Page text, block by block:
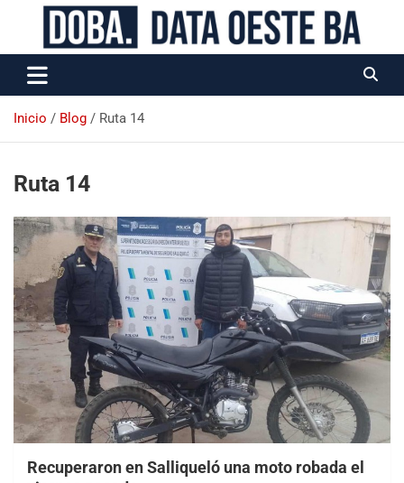
Data Oeste BA
Inicio Blog Ruta 14
Ruta 14
Recuperaron en Salliqueló una moto robada el